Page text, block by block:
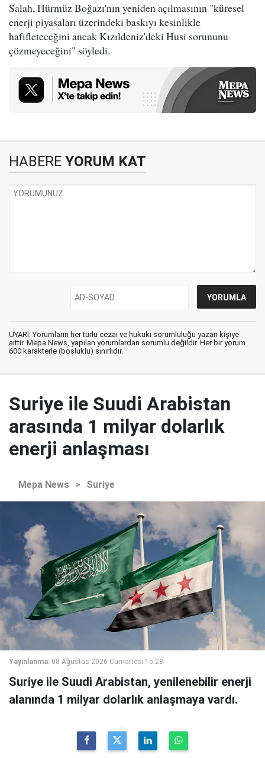
Salah, Hürmüz Boğazı'nın yeniden açılmasının "küresel
enerji piyasaları üzerindeki baskıyı kesinlikle
hafifleteceğini ancak Kızıldeniz'deki Husi sorununu
çözmeyeceğini" söyledi.
HABERE YORUM KAT
UYARI: Yorumların her türlü cezai ve hukuki sorumluluğu yazan kişiye
aittir. Mepa News, yapılan yorumlardan sorumlu değildir. Her bir yorum
600 karakterle (boşluklu) sınırlıdır.
Suriye ile Suudi Arabistan
arasında 1 milyar dolarlık
enerji anlaşması
Mepa News > Suriye
Yayınlanma: 08 Ağustos 2026 Cumartesi 15:28
Suriye ile Suudi Arabistan, yenilenebilir enerji
alanında 1 milyar dolarlık anlaşmaya vardı.